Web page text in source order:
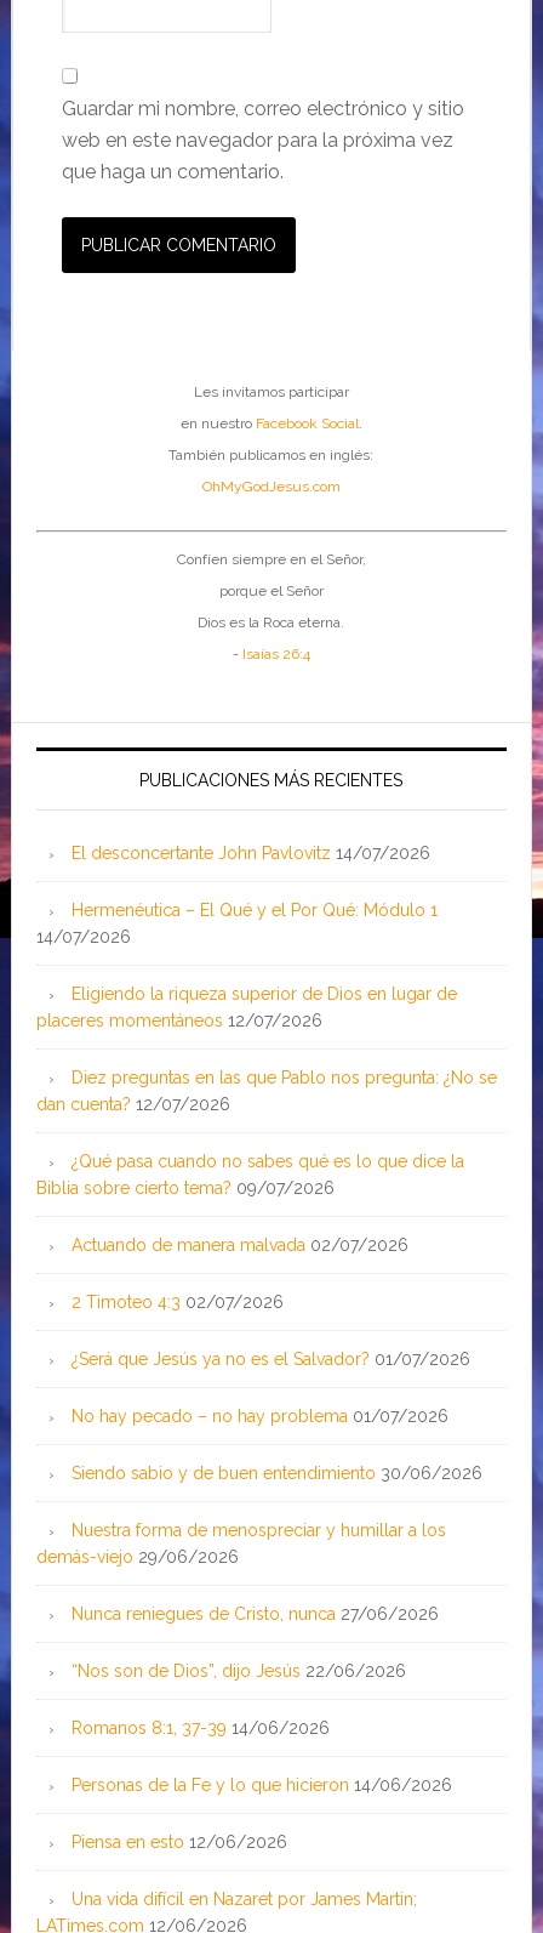
Guardar mi nombre, correo electrónico y sitio
web en este navegador para la próxima vez
que haga un comentario.
Les invitamos participar
en nuestro Facebook Social.
También publicamos en inglés:
OhMyGodJesus.com
Confíen siempre en el Señor,
porque el Señor
Dios es la Roca eterna.
- Isaías 26:4
PUBLICACIONES MÁS RECIENTES
El desconcertante John Pavlovitz 14/07/2026
Hermenéutica – El Qué y el Por Qué: Módulo 1
14/07/2026
Eligiendo la riqueza superior de Dios en lugar de
placeres momentáneos 12/07/2026
Diez preguntas en las que Pablo nos pregunta: ¿No se
dan cuenta? 12/07/2026
¿Qué pasa cuando no sabes qué es lo que dice la
Biblia sobre cierto tema? 09/07/2026
Actuando de manera malvada 02/07/2026
2 Timoteo 4:3 02/07/2026
¿Será que Jesús ya no es el Salvador? 01/07/2026
No hay pecado – no hay problema 01/07/2026
Siendo sabio y de buen entendimiento 30/06/2026
Nuestra forma de menospreciar y humillar a los
demás-viejo 29/06/2026
Nunca reniegues de Cristo, nunca 27/06/2026
“Nos son de Dios”, dijo Jesús 22/06/2026
Romanos 8:1, 37-39 14/06/2026
Personas de la Fe y lo que hicieron 14/06/2026
Piensa en esto 12/06/2026
Una vida difícil en Nazaret por James Martin;
LATimes.com 12/06/2026